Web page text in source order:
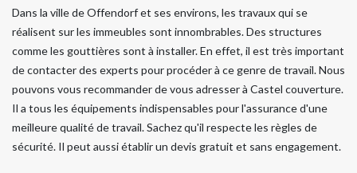
Dans la ville de Offendorf et ses environs, les travaux qui se
réalisent sur les immeubles sont innombrables. Des structures
comme les gouttières sont à installer. En effet, il est très important
de contacter des experts pour procéder à ce genre de travail. Nous
pouvons vous recommander de vous adresser à Castel couverture.
Il a tous les équipements indispensables pour l'assurance d'une
meilleure qualité de travail. Sachez qu'il respecte les règles de
sécurité. Il peut aussi établir un devis gratuit et sans engagement.